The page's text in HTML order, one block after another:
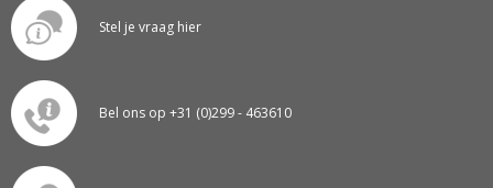
Stel je vraag hier
Bel ons op +31 (0)299 - 463610